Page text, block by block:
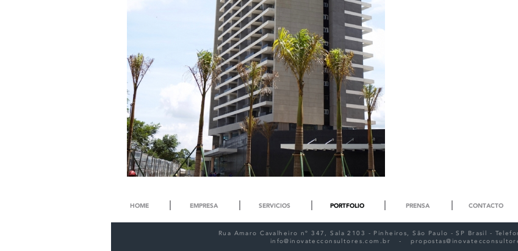
HOME EMPRESA SERVICIOS PORTFOLIO PRENSA CONTACTO
Rua Amaro Cavalheiro nº 347, Sala 2103 - Pinheiros, São Paulo - SP Brasil -
info@inovatecconsultores.com.br
-